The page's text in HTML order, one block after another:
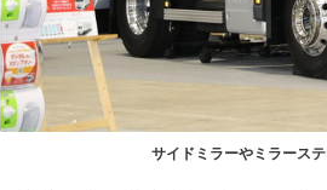
サイドミラーやミラース